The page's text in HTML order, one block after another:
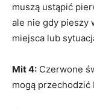
muszą ustąpić
ale nie gdy pieszy
miejsca lub
Mit 4: Czerwone
mogą przechodzić